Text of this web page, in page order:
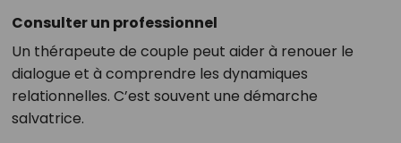
Consulter un professionnel
Un thérapeute de couple peut aider à renouer le
dialogue et à comprendre les dynamiques
relationnelles. C’est souvent une démarche
salvatrice.